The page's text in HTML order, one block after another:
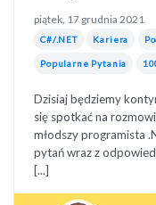
piątek, 17 grudnia 2021
C#/.NET Kariera
Popularne Pytania
Dzisiaj będziemy
się spotkać na
młodszy programista
pytań wraz z
[...]